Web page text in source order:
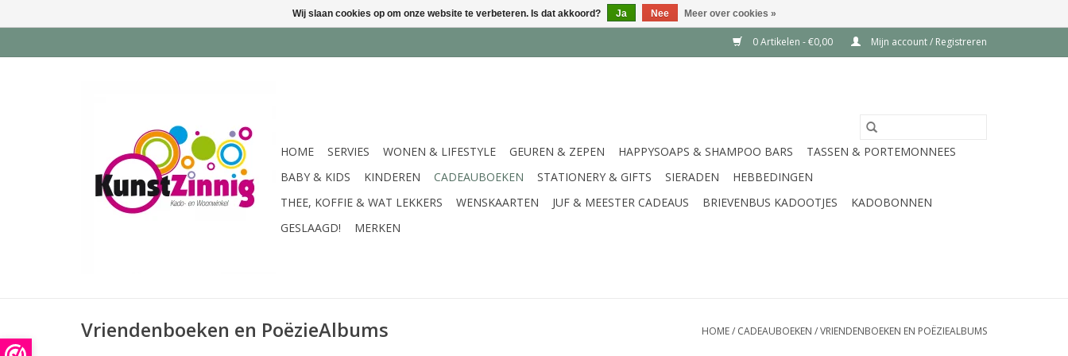
0 Artikelen - €0,00 Mijn account / Registreren
HOME SERVIES WONEN & LIFESTYLE GEUREN & ZEPEN HAPPYSOAPS & SHAMPOO BARS
TASSEN & PORTEMONNEES
BABY & KIDS
KINDEREN CADEAUBOEKEN STATIONERY & GIFTS SIERADEN
HEBBEDINGEN
THEE, KOFFIE & WAT LEKKERS
WENSKAARTEN JUF & MEESTER CADEAUS BRIEVENBUS KADOOTJES
KADOBONNEN
GESLAAGD!
MERKEN
Vriendenboeken en PoëzieAlbums HOME/ CADEAUBOEKEN /VRIENDENBOEKEN EN POËZIEALBUMS
Wij slaan cookies op om onze website te verbeteren. Is dat akkoord? Ja Nee Meer over cookies »